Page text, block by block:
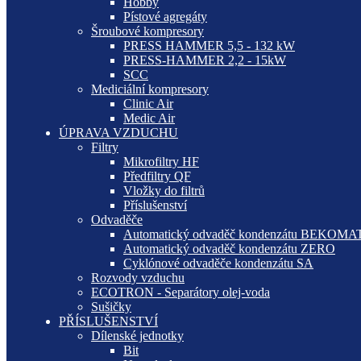
Pístové agregáty
Šroubové kompresory
PRESS HAMMER 5,5 - 132 kW
PRESS-HAMMER 2,2 - 15kW
SCC
Mediciální kompresory
Clinic Air
Medic Air
ÚPRAVA VZDUCHU
Filtry
Mikrofiltry HF
Předfiltry QF
Vložky do filtrů
Příslušenství
Odvaděče
Automatický odvaděč kondenzátu
Automatický odvaděč kondenzátu ZERO
Cyklónové odvaděče kondenzátu SA
Rozvody vzduchu
ECOTRON - Separátory olej-voda
Sušičky
PŘÍSLUŠENSTVÍ
Dílenské jednotky
Bit